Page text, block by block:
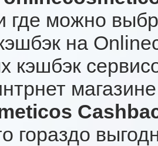
где можно
на
кэшбэк
гораздо